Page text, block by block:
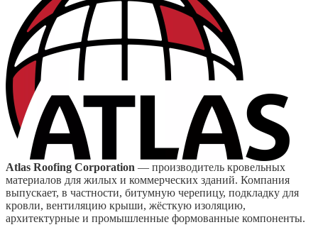
Atlas Roofing Corporation — производитель кровельных
материалов для жилых и коммерческих зданий. Компания
выпускает, в частности, битумную черепицу, подкладку для
кровли, вентиляцию крыши, жёсткую изоляцию,
архитектурные и промышленные формованные компоненты.